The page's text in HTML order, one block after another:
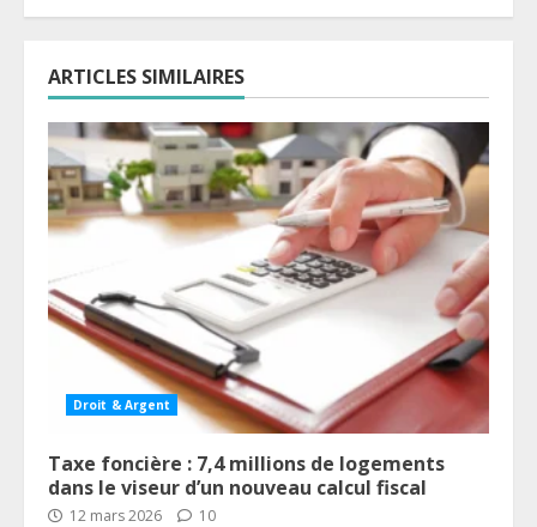
ARTICLES SIMILAIRES
Droit & Argent
Taxe foncière : 7,4 millions de logements
dans le viseur d’un nouveau calcul fiscal
12 mars 2026 10